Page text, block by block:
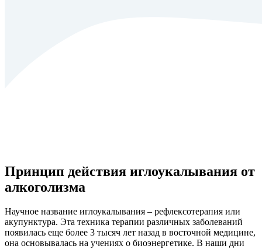
Принцип действия иглоукалывания от
алкоголизма
Научное название иглоукалывания – рефлексотерапия или
акупунктура. Эта техника терапии различных заболеваний
появилась еще более 3 тысяч лет назад в восточной медицине,
она основывалась на учениях о биоэнергетике. В наши дни